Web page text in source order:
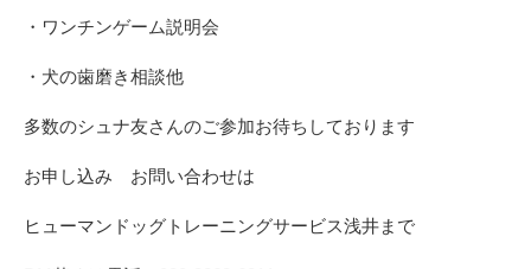
・ワンチンゲーム説明会
・犬の歯磨き相談他
多数のシュナ友さんのご参加お待ちしております
お申し込み お問い合わせは
ヒューマンドッグトレーニングサービス浅井まで